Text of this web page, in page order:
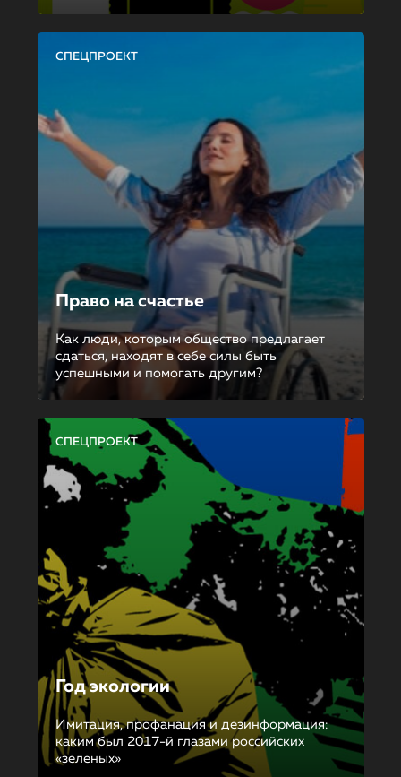
СПЕЦПРОЕКТ
Право на счастье
Как люди, которым общество предлагает
сдаться, находят в себе силы быть
успешными и помогать другим?
СПЕЦПРОЕКТ
Год экологии
Имитация, профанация и дезинформация:
каким был 2017-й глазами российских
«зеленых»